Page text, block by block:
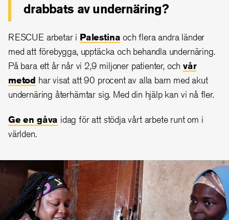
drabbats av undernäring?
RESCUE arbetar i Palestina och flera andra länder
med att förebygga, upptäcka och behandla undernäring.
På bara ett år når vi 2,9 miljoner patienter, ochvår
metod har visat att 90 procent av alla barn med akut
undernäring återhämtar sig. Med din hjälp kan vi nå fler.
Ge en gåva idag för att stödja vårt arbete runt om i
världen.